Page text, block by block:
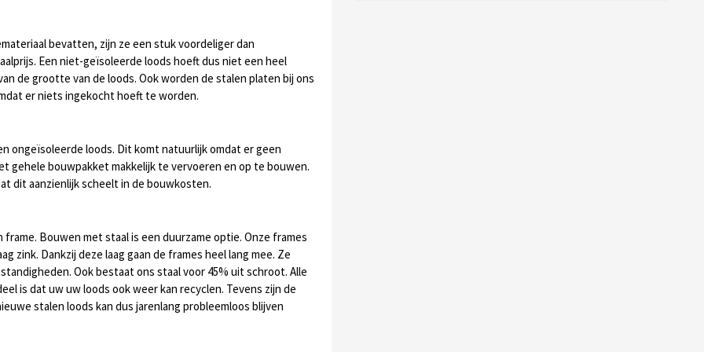
bevatten, zijn ze een stuk voordeliger dan
Een niet-geïsoleerde loods hoeft dus niet een heel
de grootte van de loods. Ook worden de stalen platen bij ons
er niets ingekocht hoeft te worden.
ongeïsoleerde loods. Dit komt natuurlijk omdat er geen
gehele bouwpakket makkelijk te vervoeren en op te bouwen.
dit aanzienlijk scheelt in de bouwkosten.
Bouwen met staal is een duurzame optie. Onze frames
zink. Dankzij deze laag gaan de frames heel lang mee. Ze
Ook bestaat ons staal voor 45% uit schroot. Alle
is dat uw uw loods ook weer kan recyclen. Tevens zijn de
stalen loods kan dus jarenlang probleemloos blijven